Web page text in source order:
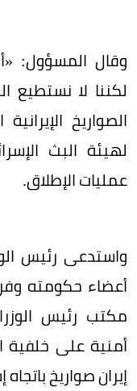
وقال المسؤول:
لكننا لا
الصواريخ
لهيئة البث
عمليات الإطلاق.
واستدعى رئيس
أعضاء حكومته
مكتب رئيس
أمنية على خلفية
إيران صواريخ باتجاه